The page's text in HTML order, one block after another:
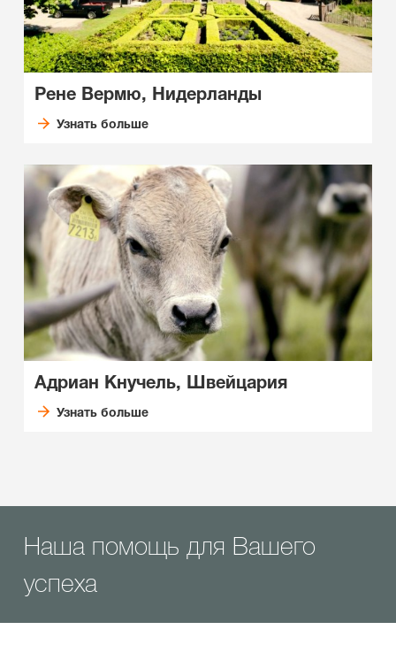
Рене Вермю, Нидерланды
Узнать больше
Адриан Кнучель, Швейцария
Узнать больше
Наша помощь для Вашего
успеха